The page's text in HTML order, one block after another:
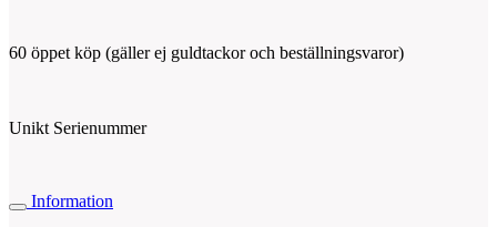
60 öppet köp (gäller ej guldtackor och beställningsvaror)
Unikt Serienummer
Information